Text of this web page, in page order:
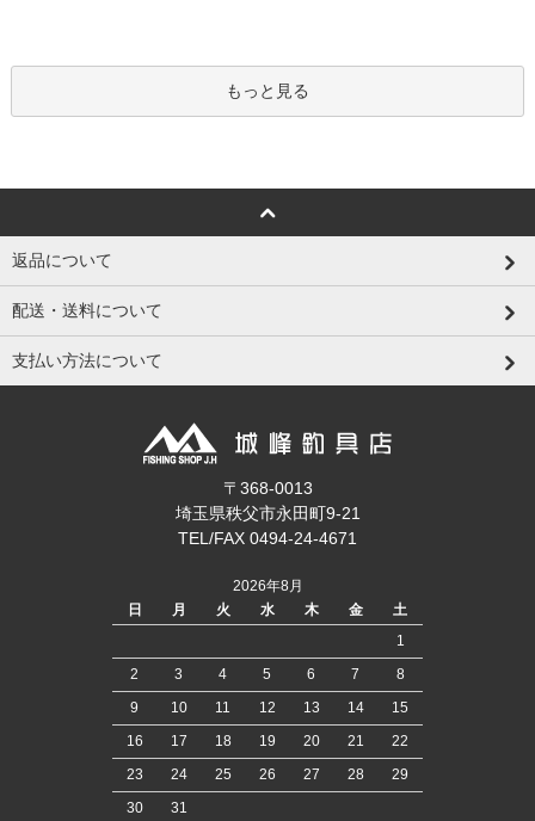
もっと見る
返品について
配送・送料について
支払い方法について
〒368-0013
埼玉県秩父市永田町9-21
TEL/FAX 0494-24-4671
2026年8月
日
月 火 水 木 金
土
1
2
3 4 5 6 7
8
9
10 11 12 13 14
15
16
17 18 19 20 21
22
23
24 25 26 27 28
29
30
31